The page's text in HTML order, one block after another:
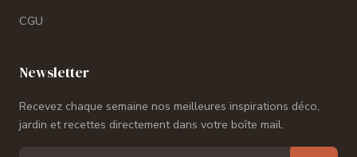
CGU
Newsletter
Recevez chaque semaine nos meilleures inspirations déco,
jardin et recettes directement dans votre boîte mail.